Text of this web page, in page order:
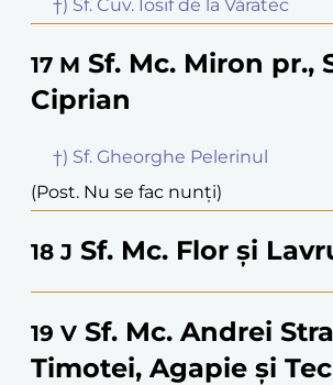
†) Sf. Cuv. Iosif de la Văratec
17 M Sf. Mc. Miron pr.,
Ciprian
†) Sf. Gheorghe Pelerinul
(Post. Nu se fac nunți)
18 J Sf. Mc. Flor și
19 V Sf. Mc. Andrei
Timotei, Agapie și